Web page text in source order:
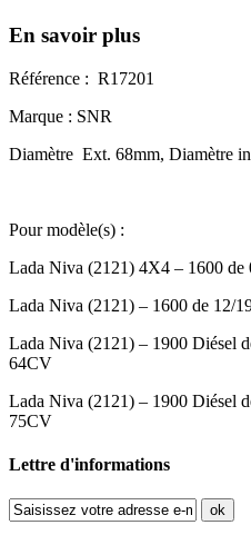
En savoir plus
Référence : R17201
Marque : SNR
Diamètre Ext. 68mm, Diamètre
Pour modèle(s) :
Lada Niva (2121) 4X4 – 1600 de
Lada Niva (2121) – 1600 de 12/
Lada Niva (2121) – 1900 Diésel
64CV
Lada Niva (2121) – 1900 Diésel
75CV
Lettre d'informations
ok